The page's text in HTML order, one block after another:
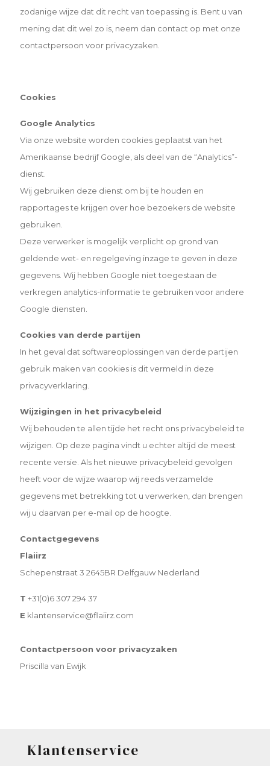
zodanige wijze dat dit recht van toepassing is. Bent u van
mening dat dit wel zo is, neem dan contact op met onze
contactpersoon voor privacyzaken.
Cookies
Google Analytics
Via onze website worden cookies geplaatst van het
Amerikaanse bedrijf Google, als deel van de “Analytics”-
dienst.
Wij gebruiken deze dienst om bij te houden en
rapportages te krijgen over hoe bezoekers de website
gebruiken.
Deze verwerker is mogelijk verplicht op grond van
geldende wet- en regelgeving inzage te geven in deze
gegevens. Wij hebben Google niet toegestaan de
verkregen analytics-informatie te gebruiken voor andere
Google diensten.
Cookies van derde partijen
In het geval dat softwareoplossingen van derde partijen
gebruik maken van cookies is dit vermeld in deze
privacyverklaring.
Wijzigingen in het privacybeleid
Wij behouden te allen tijde het recht ons privacybeleid te
wijzigen. Op deze pagina vindt u echter altijd de meest
recente versie. Als het nieuwe privacybeleid gevolgen
heeft voor de wijze waarop wij reeds verzamelde
gegevens met betrekking tot u verwerken, dan brengen
wij u daarvan per e-mail op de hoogte.
Contactgegevens
Flaiirz
Schepenstraat 3 2645BR Delfgauw Nederland
T +31(0)6 307 294 37
E klantenservice@flaiirz.com
Contactpersoon voor privacyzaken
Priscilla van Ewijk
Klantenservice